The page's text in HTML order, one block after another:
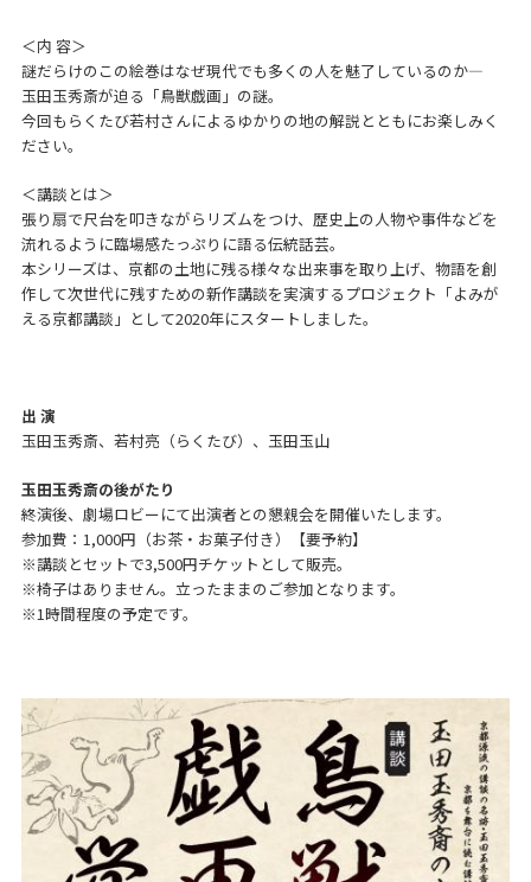
＜内 容＞
謎だらけのこの絵巻はなぜ現代でも多くの人を魅了しているのか―
玉田玉秀斎が迫る「鳥獣戯画」の謎。
今回もらくたび若村さんによるゆかりの地の解説とともにお楽しみく
ださい。
＜講談とは＞
張り扇で尺台を叩きながらリズムをつけ、歴史上の人物や事件などを
流れるように臨場感たっぷりに語る伝統話芸。
本シリーズは、京都の土地に残る様々な出来事を取り上げ、物語を創
作して次世代に残すための新作講談を実演するプロジェクト「よみが
える京都講談」として2020年にスタートしました。
出 演
玉田玉秀斎、若村亮（らくたび）、玉田玉山
玉田玉秀斎の後がたり
終演後、劇場ロビーにて出演者との懇親会を開催いたします。
参加費：1,000円（お茶・お菓子付き）【要予約】
※講談とセットで3,500円チケットとして販売。
※椅子はありません。立ったままのご参加となります。
※1時間程度の予定です。